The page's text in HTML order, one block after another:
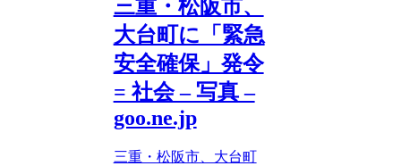
三重・松阪市、
大台町に「緊急
安全確保」発令
= 社会 – 写真 –
goo.ne.jp
三重・松阪市、大台町